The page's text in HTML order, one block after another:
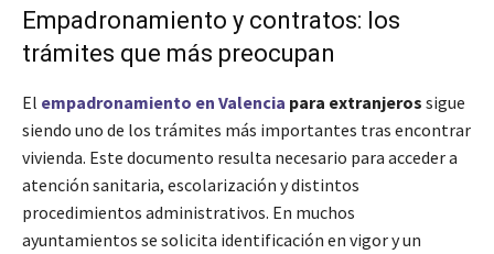
Empadronamiento y contratos: los
trámites que más preocupan
El empadronamiento en Valencia para extranjeros sigue
siendo uno de los trámites más importantes tras encontrar
vivienda. Este documento resulta necesario para acceder a
atención sanitaria, escolarización y distintos
procedimientos administrativos. En muchos
ayuntamientos se solicita identificación en vigor y un